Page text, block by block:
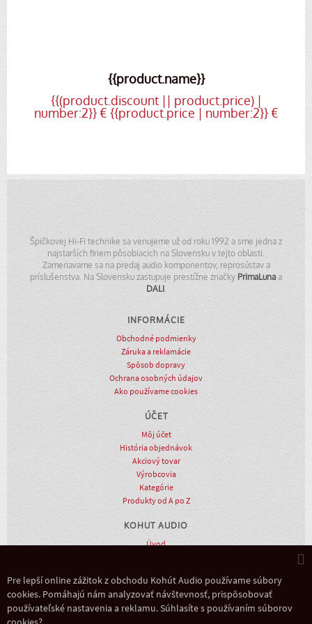
{{product.name}}
{{(product.discount || product.price) |
number:2}} € {{product.price | number:2}} €
Špičkovej Hi-Fi technike sa venujeme už od roku 1992 a sme jedna z
najstarších firiem pôsobiacich na Slovensku v tejto oblasti.
Zameriavame sa na predaj audio komponentov, reprosústav a
príslušenstva. Na Slovensku zastupuje prestížne značky PrimaLuna a
DALI.
INFORMÁCIE
Obchodné podmienky
Záruka a reklamácie
Spôsob dopravy
Ochrana osobných údajov
Ako používame cookies
ÚČET
Môj účet
História objednávok
Akciový tovar
Výrobcovia
Kategórie
Produkty od A po Z
KOHUT AUDIO
Úvod
Novinky
Kontakt
Copyright
Pre lepší online zážitok z obchodu Kohút Audio používame súbory
cookies. Pomáhajú nám analyzovať návštevnosť, prispôsobovať
používateľské nastavenia a reklamu. Súhlasíte s používaním súborov